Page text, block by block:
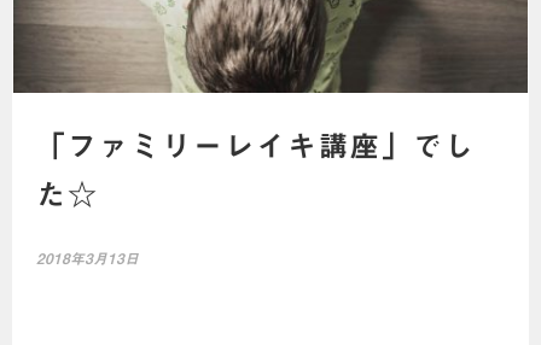
「ファミリーレイキ講座」でし
た☆
2018年3月13日